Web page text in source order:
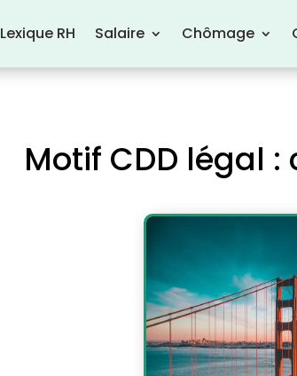
Lexique RH Salaire Chômage
Motif CDD légal